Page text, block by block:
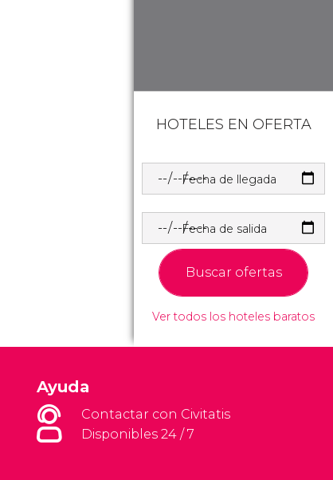
HOTELES EN OFERTA
Fecha de llegada
Fecha de salida
Buscar ofertas
Ver todos los hoteles baratos
Ayuda
Contactar con Civitatis
Disponibles 24 / 7